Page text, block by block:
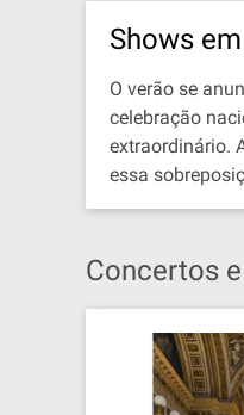
Shows
O verão se
celebração
extraordinário.
essa
Concertos